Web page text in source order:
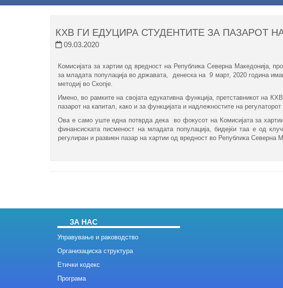
КХВ ГИ ЕДУЦИРА СТУДЕНТИТЕ ЗА ПАЗАРОТ
09.03.2020
Комисијата за хартии од вредност на Република Северна Македонија,
за младата популација во државата, денеска на 9 март, 2020 година
методиј во Скопје.
Имено, во рамките на својата едукативна функција, претставникот на
пазарот на капитал, како и за функцијата и надлежностите на
Ова е само уште една потврда дека во фокусот на Комисијата за
финансиската писменост на младата популација, бидејќи таа е од
регулиран и развиен пазар на хартии од вредност во Република Северна
ЗА НАС
Управување и раководство
Организациска структура
Етички кодекс
Програма